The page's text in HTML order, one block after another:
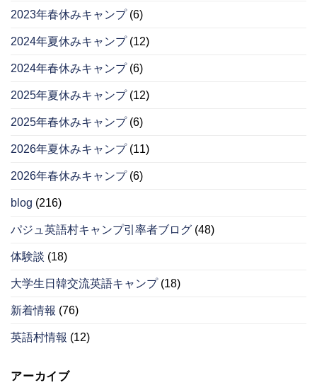
2023年春休みキャンプ(6)
2024年夏休みキャンプ(12)
2024年春休みキャンプ(6)
2025年夏休みキャンプ(12)
2025年春休みキャンプ(6)
2026年夏休みキャンプ(11)
2026年春休みキャンプ(6)
blog (216)
パジュ英語村キャンプ引率者ブログ (48)
体験談 (18)
大学生日韓交流英語キャンプ(18)
新着情報 (76)
英語村情報 (12)
アーカイブ